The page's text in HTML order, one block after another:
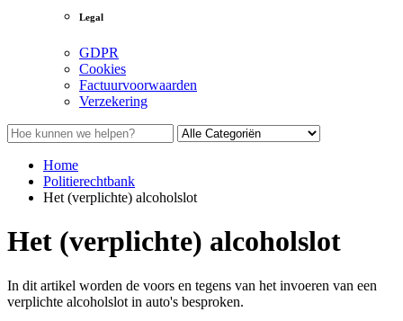
Legal
GDPR
Cookies
Factuurvoorwaarden
Verzekering
Home
Politierechtbank
Het (verplichte) alcoholslot
Het (verplichte) alcoholslot
In dit artikel worden de voors en tegens van het invoeren van een
verplichte alcoholslot in auto's besproken.